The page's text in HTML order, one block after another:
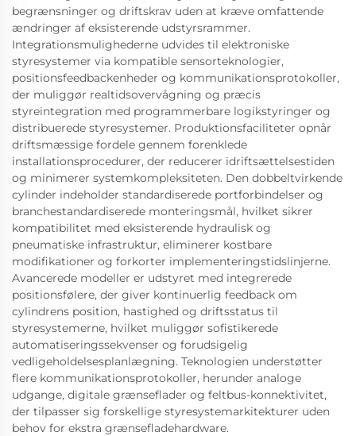
begrænsninger og driftskrav uden at kræve omfattende
ændringer af eksisterende udstyrsrammer.
Integrationsmulighederne udvides til elektroniske
styresystemer via kompatible sensorteknologier,
positionsfeedbackenheder og kommunikationsprotokoller,
der muliggør realtidsovervågning og præcis
styreintegration med programmerbare logikstyringer og
distribuerede styresystemer. Produktionsfaciliteter opnår
driftsmæssige fordele gennem forenklede
installationsprocedurer, der reducerer idriftsættelsestiden
og minimerer systemkompleksiteten. Den dobbeltvirkende
cylinder indeholder standardiserede portforbindelser og
branchestandardiserede monteringsmål, hvilket sikrer
kompatibilitet med eksisterende hydraulisk og
pneumatiske infrastruktur, eliminerer kostbare
modifikationer og forkorter implementeringstidslinjerne.
Avancerede modeller er udstyret med integrerede
positionsfølere, der giver kontinuerlig feedback om
cylindrens position, hastighed og driftsstatus til
styresystemerne, hvilket muliggør sofistikerede
automatiseringssekvenser og forudsigelig
vedligeholdelsesplanlægning. Teknologien understøtter
flere kommunikationsprotokoller, herunder analoge
udgange, digitale grænseflader og feltbus-konnektivitet,
der tilpasser sig forskellige styresystemarkitekturer uden
behov for ekstra grænsefladehardware.